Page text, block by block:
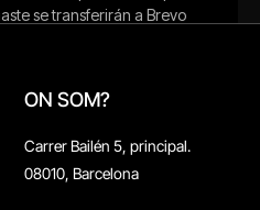
ON SOM?
Carrer Bailén 5, principal.
08010, Barcelona